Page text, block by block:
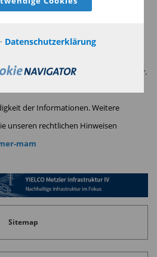
· Datenschutzerklärung
richtet sich nicht an Privatanleger.
GmbH übernimmt keine Garantie für
der Informationen. Weitere
unseren rechtlichen Hinweisen
mam
Sitemap